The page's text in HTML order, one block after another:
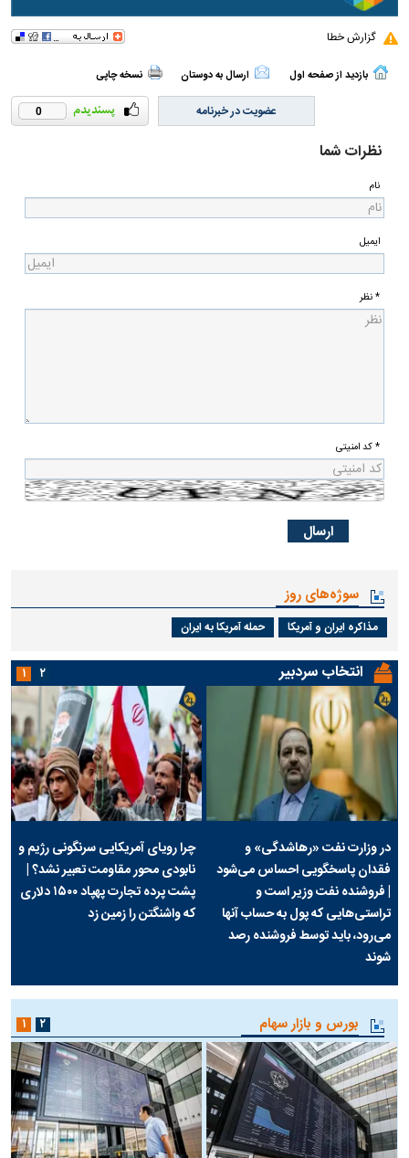
گزارش خطا
بازدید از صفحه اول ارسال به دوستان نسخه چاپی
0 عضویت در خبرنامه
نظرات شما
نام
ایمیل
* نظر
* کد امنیتی
سوژه‌های روز
مذاکره ایران و آمریکا حمله آمریکا به ایران
انتخاب سردبیر
در وزارت نفت «رهاشدگی» و
فقدان پاسخگویی احساس می‌شود
| فروشنده نفت وزیر است و
تراستی‌هایی که پول به حساب آنها
می‌رود، باید توسط فروشنده رصد
شوند
چرا رویای آمریکایی سرنگونی رژیم و
نابودی محور مقاومت تعبیر نشد؟ |
پشت پرده تجارت پهپاد‌ ۱۵۰۰ دلاری
که واشنگتن را زمین زد
۱ ۲
بورس و بازار سهام ۱ ۲